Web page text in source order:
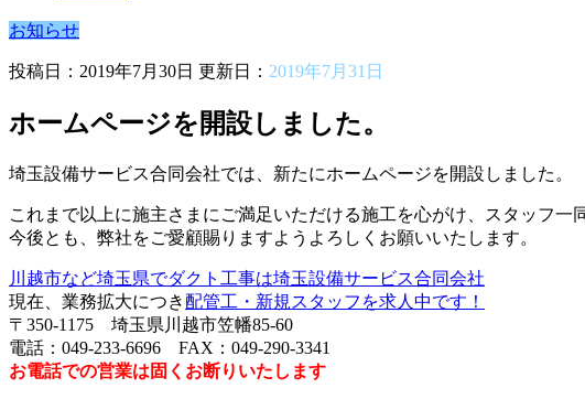
お知らせ
投稿日：2019年7月30日 更新日： 2019年7月31日
ホームページを開設しました。
埼玉設備サービス合同会社では、新たにホームページを開設しました。
これまで以上に施主さまにご満足いただける施工を心がけ、スタッフ一
今後とも、弊社をご愛顧賜りますようよろしくお願いいたします。
川越市など埼玉県でダクト工事は埼玉設備サービス合同会社
現在、業務拡大につき配管工・新規スタッフを求人中です！
〒350-1175 埼玉県川越市笠幡85-60
電話：049-233-6696 FAX：049-290-3341
お電話での営業は固くお断りいたします